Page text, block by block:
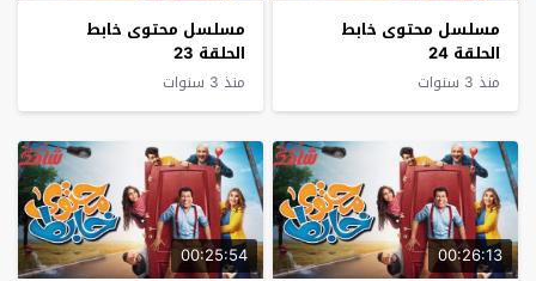
مسلسل محتوى خابط
الحلقة 24
منذ 3 سنوات
مسلسل محتوى خابط
الحلقة 23
منذ 3 سنوات
00:26:13
00:25:54